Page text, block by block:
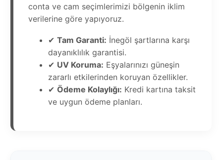
conta ve cam seçimlerimizi bölgenin iklim
verilerine göre yapıyoruz.
✔ Tam Garanti: İnegöl şartlarına karşı
dayanıklılık garantisi.
✔ UV Koruma: Eşyalarınızı güneşin
zararlı etkilerinden koruyan özellikler.
✔ Ödeme Kolaylığı: Kredi kartına taksit
ve uygun ödeme planları.